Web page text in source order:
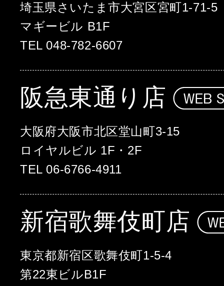
埼玉県さいたま市大宮区宮町1-71-5
マギービル B1F
TEL 048-782-6607
阪急東通り店
大阪府大阪市北区堂山町3-15
ロイヤルビル 1F・2F
TEL 06-6766-4911
新宿歌舞伎町店
東京都新宿区歌舞伎町1-5-4
第22東ビルB1F